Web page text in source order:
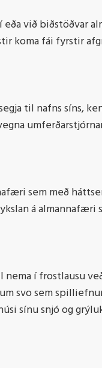
við biðstöðvar
koma fái fyrstir
til nafns síns,
sem með
á
í frostlausu
svo sem
sínu snjó og